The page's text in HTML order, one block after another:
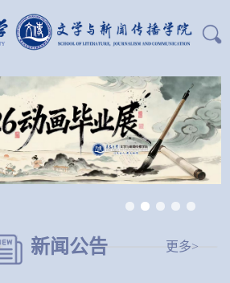
新闻公告 更多>